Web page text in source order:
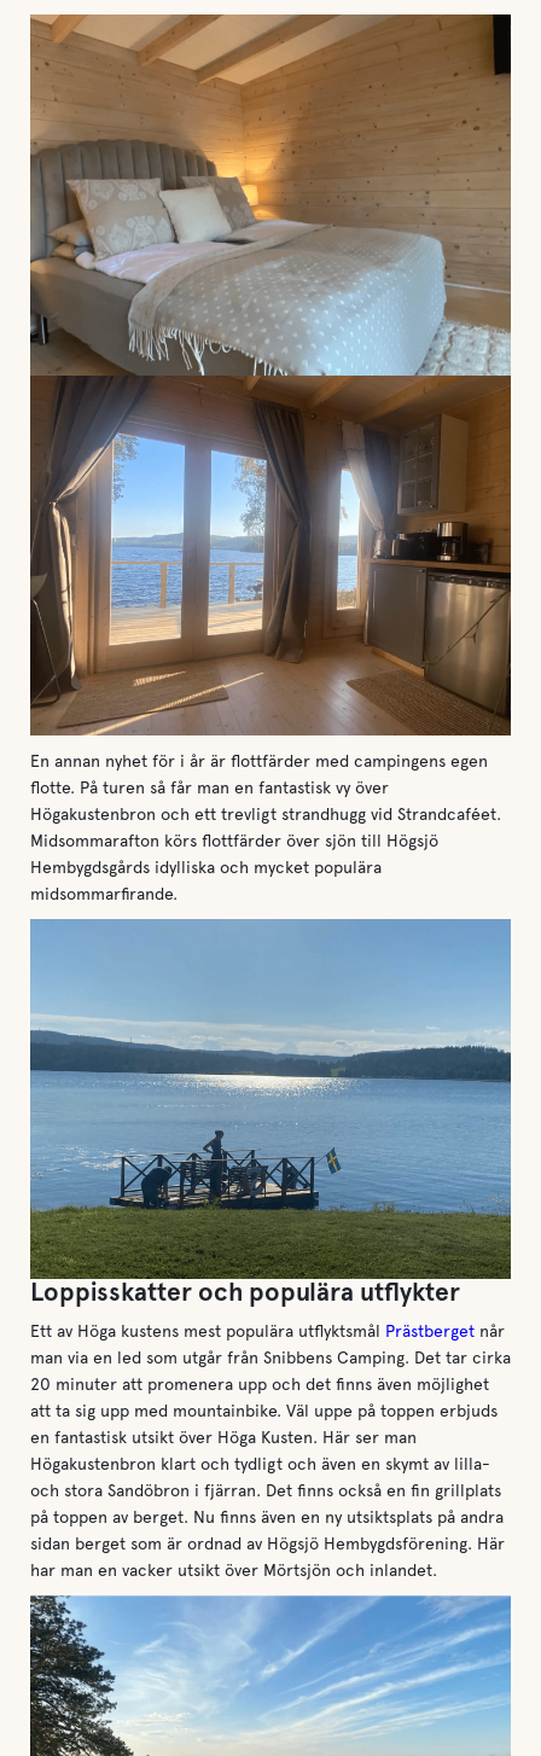
En annan nyhet för i år är flottfärder med campingens egen
flotte. På turen så får man en fantastisk vy över
Högakustenbron och ett trevligt strandhugg vid Strandcaféet.
Midsommarafton körs flottfärder över sjön till Högsjö
Hembygdsgårds idylliska och mycket populära
midsommarfirande.
Loppisskatter och populära utflykter
Ett av Höga kustens mest populära utflyktsmål Prästberget når
man via en led som utgår från Snibbens Camping. Det tar cirka
20 minuter att promenera upp och det finns även möjlighet
att ta sig upp med mountainbike. Väl uppe på toppen erbjuds
en fantastisk utsikt över Höga Kusten. Här ser man
Högakustenbron klart och tydligt och även en skymt av lilla-
och stora Sandöbron i fjärran. Det finns också en fin grillplats
på toppen av berget. Nu finns även en ny utsiktsplats på andra
sidan berget som är ordnad av Högsjö Hembygdsförening. Här
har man en vacker utsikt över Mörtsjön och inlandet.